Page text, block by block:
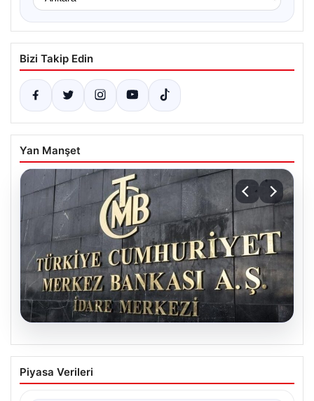
Bizi Takip Edin
Yan Manşet
05.08.2026
Merkez Bankası Nisan Ayı Faiz Kararı Ne
Zaman Açıklanacak? Ekonomistlerin
Piyasa Verileri